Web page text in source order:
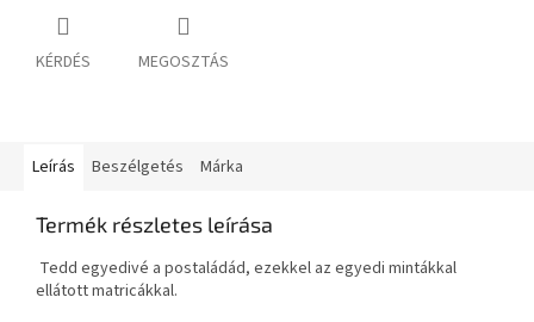
KÉRDÉS MEGOSZTÁS
Leírás Beszélgetés Márka
Termék részletes leírása
Tedd egyedivé a postaládád, ezekkel az egyedi mintákkal
ellátott matricákkal.